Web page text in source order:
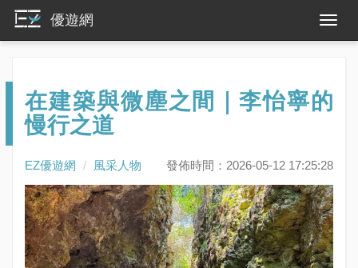
優遊網
在建築與微塵之間｜李怡寧的
慢行之道
EZ優遊網 風采人物 發佈時間：2026-05-12 17:25:28